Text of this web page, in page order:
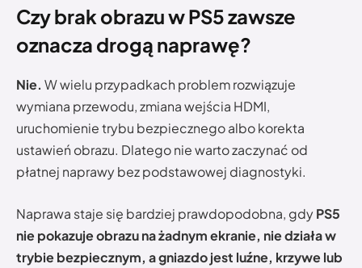
Czy brak obrazu w PS5 zawsze
oznacza drogą naprawę?
Nie. W wielu przypadkach problem rozwiązuje
wymiana przewodu, zmiana wejścia HDMI,
uruchomienie trybu bezpiecznego albo korekta
ustawień obrazu. Dlatego nie warto zaczynać od
płatnej naprawy bez podstawowej diagnostyki.
Naprawa staje się bardziej prawdopodobna, gdyPS5
nie pokazuje obrazu na żadnym ekranie, nie działa w
trybie bezpiecznym, a gniazdo jest luźne, krzywe lub